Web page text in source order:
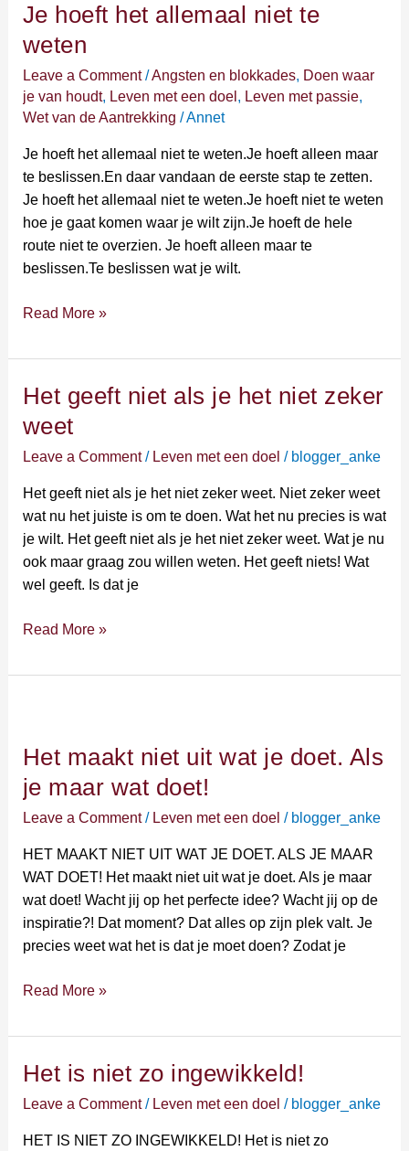
Je hoeft het allemaal niet te
weten
Leave a Comment /Angsten en blokkades, Doen waar
je van houdt, Leven met een doel , Leven met passie,
Wet van de Aantrekking /Annet
Je hoeft het allemaal niet te weten.Je hoeft alleen maar
te beslissen.En daar vandaan de eerste stap te zetten.
Je hoeft het allemaal niet te weten.Je hoeft niet te weten
hoe je gaat komen waar je wilt zijn.Je hoeft de hele
route niet te overzien. Je hoeft alleen maar te
beslissen.Te beslissen wat je wilt.
het
niet
te
weten
Read More »
Het geeft niet als je het niet zeker
weet
Leave a Comment / Leven met een doel / blogger_anke
Het geeft niet als je het niet zeker weet. Niet zeker weet
wat nu het juiste is om te doen. Wat het nu precies is wat
je wilt. Het geeft niet als je het niet zeker weet. Wat je nu
ook maar graag zou willen weten. Het geeft niets! Wat
wel geeft. Is dat je
Het
niet
als
zeker
Read More »
Het maakt niet uit wat je doet. Als
je maar wat doet!
Leave a Comment / Leven met een doel / blogger_anke
HET MAAKT NIET UIT WAT JE DOET. ALS JE MAAR
WAT DOET! Het maakt niet uit wat je doet. Als je maar
wat doet! Wacht jij op het perfecte idee? Wacht jij op de
inspiratie?! Dat moment? Dat alles op zijn plek valt. Je
precies weet wat het is dat je moet doen? Zodat je
niet
uit
wat
je
doet.
Als
maar
Read More »
Het is niet zo ingewikkeld!
Leave a Comment / Leven met een doel / blogger_anke
HET IS NIET ZO INGEWIKKELD! Het is niet zo
Het
zo